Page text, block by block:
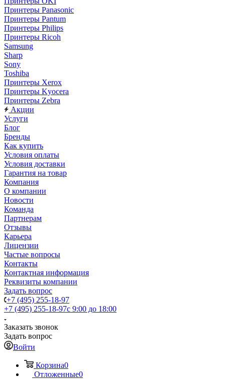
Принтеры Panasonic
Принтеры Pantum
Принтеры Philips
Принтеры Ricoh
Samsung
Sharp
Sony
Toshiba
Принтеры Xerox
Принтеры Kyocera
Принтеры Zebra
Акции
Услуги
Блог
Бренды
Как купить
Условия оплаты
Условия доставки
Гарантия на товар
Компания
О компании
Новости
Команда
Партнерам
Отзывы
Карьера
Лицензии
Частые вопросы
Контакты
Контактная информация
Реквизиты компании
Задать вопрос
+7 (495) 255-18-97
+7 (495) 255-18-97с 9:00 до 18:00
Заказать звонок
Задать вопрос
Войти
Корзина0
Отложенные0